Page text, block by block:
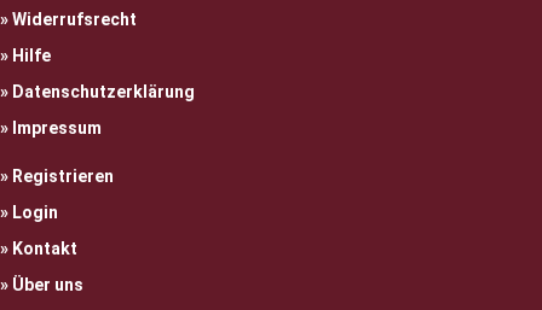
Widerrufsrecht
Hilfe
Datenschutzerklärung
Impressum
Registrieren
Login
Kontakt
Über uns